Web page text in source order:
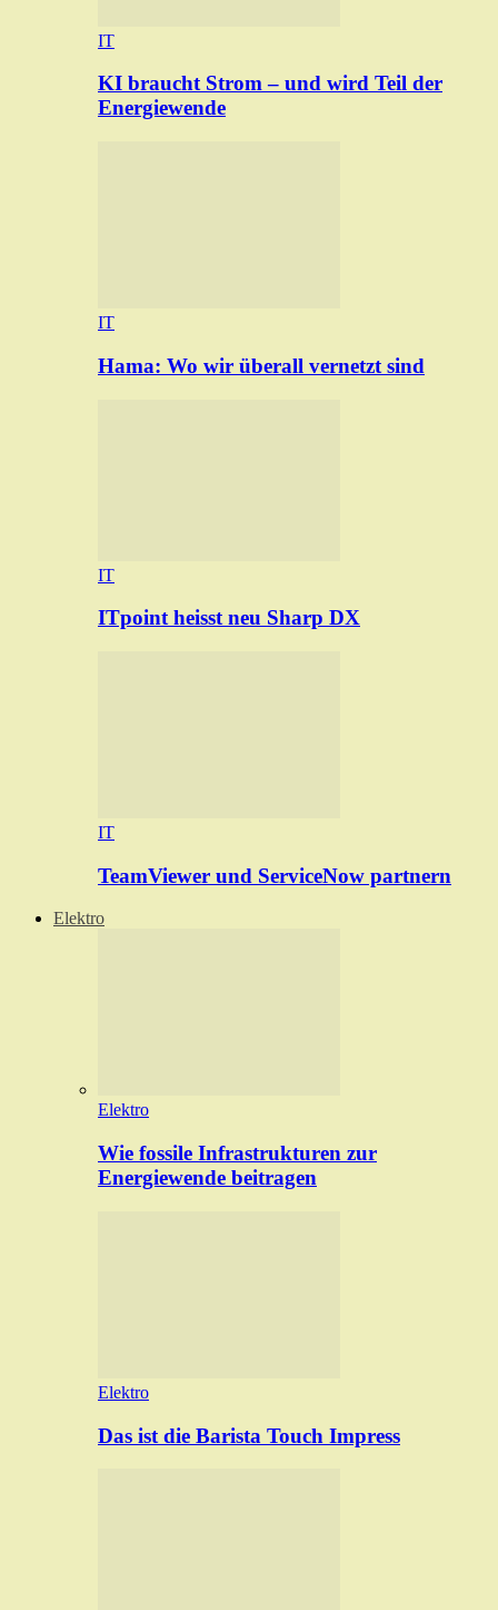
IT
KI braucht Strom – und wird Teil der
Energiewende
IT
Hama: Wo wir überall vernetzt sind
IT
ITpoint heisst neu Sharp DX
IT
TeamViewer und ServiceNow partnern
Elektro
Elektro
Wie fossile Infrastrukturen zur
Energiewende beitragen
Elektro
Das ist die Barista Touch Impress